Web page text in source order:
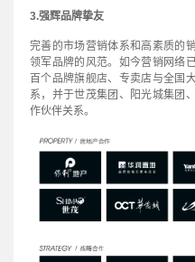
3.强辉品牌挚友
完善的市场营销体系和高素质的
领军品牌的风范。如今营销网络
百个品牌旗舰店、专卖店与全国
系，并于世茂集团、阳光城集团
作伙伴关系。